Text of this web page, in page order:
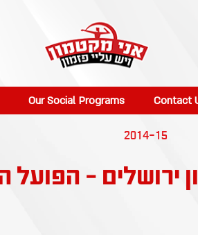
Our Social Programs Contact
2014-15